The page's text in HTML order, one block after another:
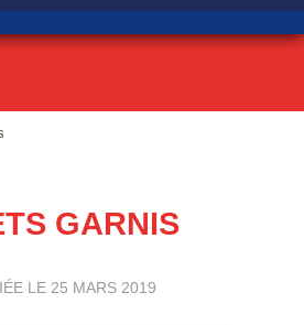
GARNIS
LE 25 MARS 2019